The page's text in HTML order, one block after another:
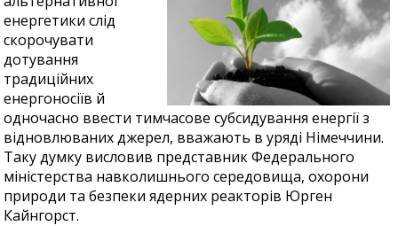
енергетики слід
скорочувати
дотування
традиційних
енергоносіїв й
одночасно ввести тимчасове субсидування енергії з
відновлюваних джерел, вважають в уряді Німеччини.
Таку думку висловив представник Федерального
міністерства навколишнього середовища, охорони
природи та безпеки ядерних реакторів Юрген
Кайнгорст.